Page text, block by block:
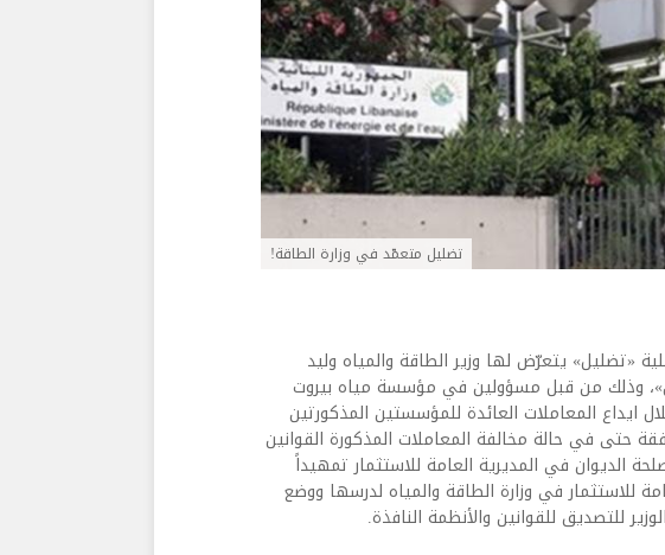
تضليل متعمّد في وزارة الطاقة!
«تضليل» يتعرّض لها وزير الطاقة والمياه وليد
وذلك من قبل مسؤولين في مؤسسة مياه بيروت
ايداع المعاملات العائدة للمؤسستين المذكورتين
حتى في حالة مخالفة المعاملات المذكورة القوانين
الديوان في المديرية العامة للاستثمار تمهيداً
للاستثمار في وزارة الطاقة والمياه لدرسها ووضع
للتصديق للقوانين والأنظمة النافذة.